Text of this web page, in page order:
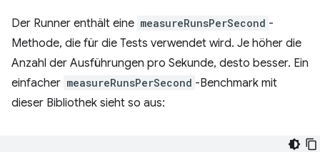
Der Runner enthält eine measureRunsPerSecond -
Methode, die für die Tests verwendet wird. Je höher die
Anzahl der Ausführungen pro Sekunde, desto besser. Ein
einfacher measureRunsPerSecond -Benchmark mit
dieser Bibliothek sieht so aus: